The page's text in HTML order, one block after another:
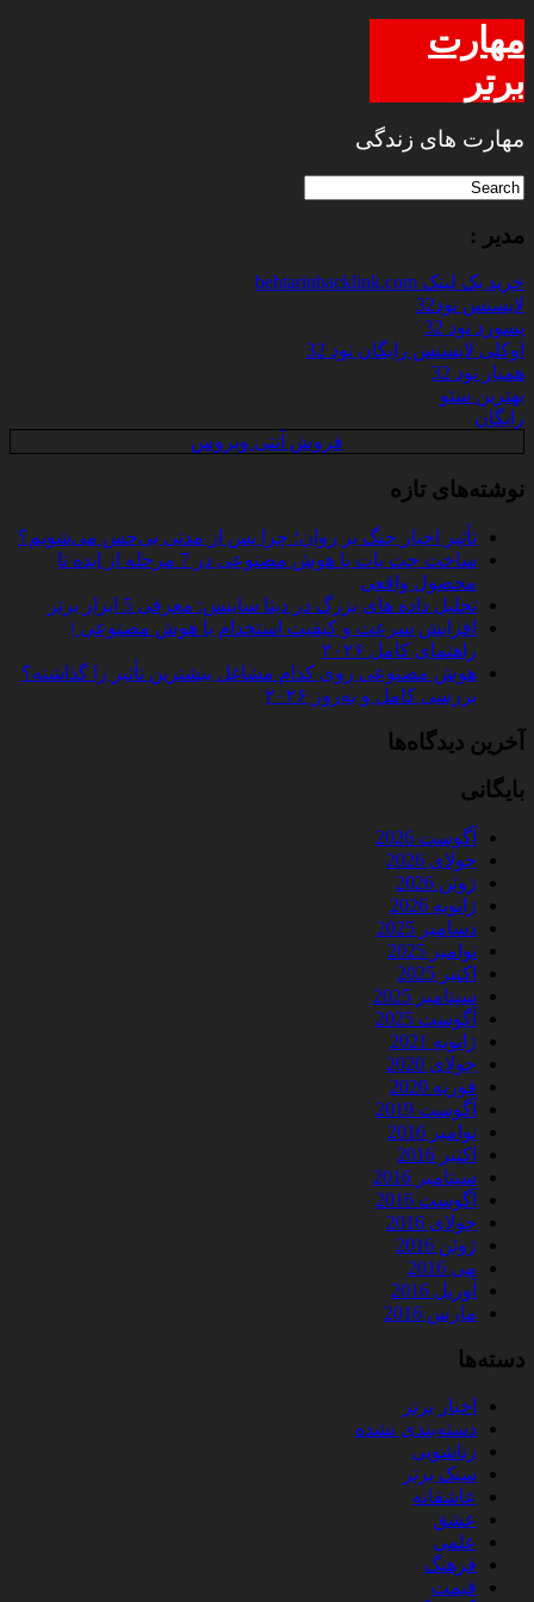
مهارت
برتر
مهارت های زندگی
مدیر :
خرید بک لینک behtarinbacklink.com
لایسنس نود32
پسورد نود 32
اوکلی لایسنس رایگان نود 32
همیار نود 32
بهترین سئو
رایگان
فروش آنتی ویروس
نوشته‌های تازه
تأثیر اخبار جنگ بر روان؛ چرا پس از مدتی بی‌حس می‌شویم؟
ساخت چت‌ بات با هوش مصنوعی در 7 مرحله از ایده تا
محصول واقعی
تحلیل داده‌ های بزرگ در دیتا ساینس: معرفی 5 ابزار برتر
افزایش سرعت و کیفیت استخدام با هوش مصنوعی |
راهنمای کامل ۲۰۲۶
هوش مصنوعی روی کدام مشاغل بیشترین تأثیر را گذاشته؟
بررسی کامل و به‌روز ۲۰۲۶
آخرین دیدگاه‌ها
بایگانی
آگوست 2026
جولای 2026
ژوئن 2026
ژانویه 2026
دسامبر 2025
نوامبر 2025
اکتبر 2025
سپتامبر 2025
آگوست 2025
ژانویه 2021
جولای 2020
فوریه 2020
آگوست 2019
نوامبر 2016
اکتبر 2016
سپتامبر 2016
آگوست 2016
جولای 2016
ژوئن 2016
می 2016
آوریل 2016
مارس 2016
دسته‌ها
اخبار برتر
دسته‌بندی نشده
زناشویی
سبک برتر
عاشقانه
عشق
علمی
فرهنگ
قیمت